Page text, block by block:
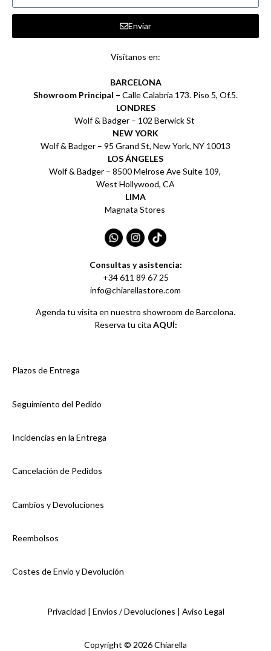
Enviar
Visítanos en:
BARCELONA
Showroom Principal – Calle Calabria 173. Piso 5, Of.5.
LONDRES
Wolf & Badger – 102 Berwick St
NEW YORK
Wolf & Badger – 95 Grand St, New York, NY 10013
LOS ÁNGELES
Wolf & Badger – 8500 Melrose Ave Suite 109,
West Hollywood, CA
LIMA
Magnata Stores
Consultas y asistencia:
+34 611 89 67 25
info@chiarellastore.com
Agenda tu visita en nuestro showroom de Barcelona.
Reserva tu cita AQUÍ:
Plazos de Entrega
Seguimiento del Pedido
Incidencias en la Entrega
Cancelación de Pedidos
Cambios y Devoluciones
Reembolsos
Costes de Envío y Devolución
Privacidad | Envios / Devoluciones | Aviso Legal
Copyright © 2026 Chiarella